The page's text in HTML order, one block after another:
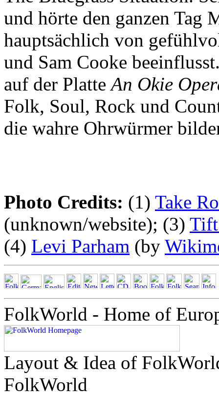
und hörte den ganzen Tag
hauptsächlich von
und Sam Cooke
auf der PlatteAn Okie
Folk, Soul, Rock und
die wahre Ohrwürmer
Photo Credits: (1) Take
(unknown/website); (3)
(4) Levi Parham (by
FolkWorld - Home of
Layout & Idea of
FolkWorld